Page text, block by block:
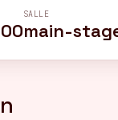
SALLE
main-